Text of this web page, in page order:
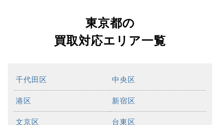
東京都の
買取対応エリア一覧
千代田区 中央区
港区 新宿区
文京区 台東区